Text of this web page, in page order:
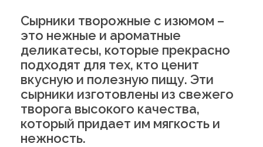
Сырники творожные с изюмом –
это нежные и ароматные
деликатесы, которые прекрасно
подходят для тех, кто ценит
вкусную и полезную пищу. Эти
сырники изготовлены из свежего
творога высокого качества,
который придает им мягкость и
нежность.